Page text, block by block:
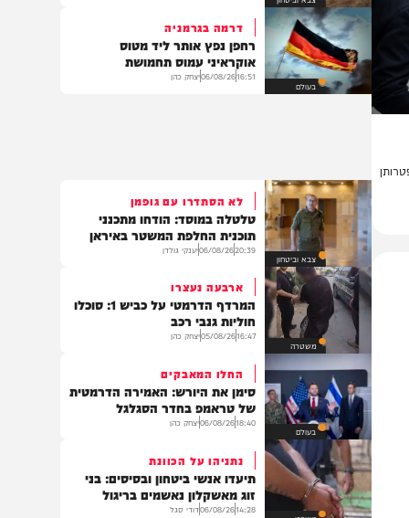
צבא וביטחון
לתוך לבנון בדרישה להתיישב
19:27
05/08/26 יענקי גולדן
דרמה בגרמניה
רחפן נפץ אותר ליד מטוס
צבא וביטחון
לא הסתדרו עם גופמן
טלטלה במוסד: הודחו מתכנני
תוכנית החלפת המשטר באיראן
20:39
06/08/26יענקי גולדן
משטרה
ארבעה נעצרו
חוליות גנבי רכב
16:47
05/08/26 יצחק כהן
בעולם
סימן את היורש: האמירה הדרמטית
של טראמפ בחדר הסגלגל
18:40
06/08/26יצחק כהן